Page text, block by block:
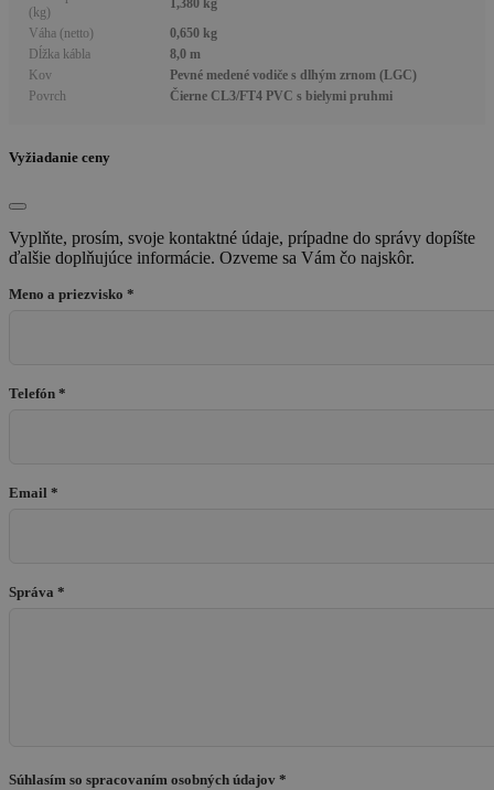
(kg)
Váha (netto)
0,650 kg
Dĺžka kábla
8,0 m
Kov
Pevné medené vodiče s dlhým zrnom (LGC)
Povrch
Čierne CL3/FT4 PVC s bielymi pruhmi
Vyžiadanie ceny
Vyplňte, prosím, svoje kontaktné údaje, prípadne do správy dopíšte
ďalšie doplňujúce informácie. Ozveme sa Vám čo najskôr.
Meno a priezvisko *
Telefón *
Email *
Správa *
Súhlasím so spracovaním osobných údajov *